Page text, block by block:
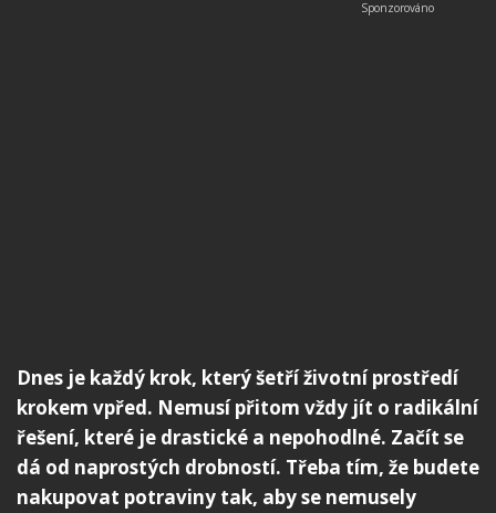
Dnes je každý krok, který šetří životní prostředí
krokem vpřed. Nemusí přitom vždy jít o radikální
řešení, které je drastické a nepohodlné. Začít se
dá od naprostých drobností. Třeba tím, že budete
nakupovat potraviny tak, aby se nemusely